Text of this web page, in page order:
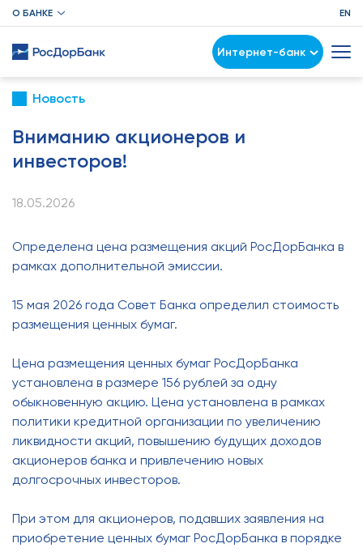
О БАНКЕ EN
Интернет-банк
Новость
Вниманию акционеров и
инвесторов!
18.05.2026
Определена цена размещения акций РосДорБанка в
рамках дополнительной эмиссии.
15 мая 2026 года Совет Банка определил стоимость
размещения ценных бумаг.
Цена размещения ценных бумаг РосДорБанка
установлена в размере 156 рублей за одну
обыкновенную акцию. Цена установлена в рамках
политики кредитной организации по увеличению
ликвидности акций, повышению будущих доходов
акционеров банка и привлечению новых
долгосрочных инвесторов.
При этом для акционеров, подавших заявления на
приобретение ценных бумаг РосДорБанка в порядке